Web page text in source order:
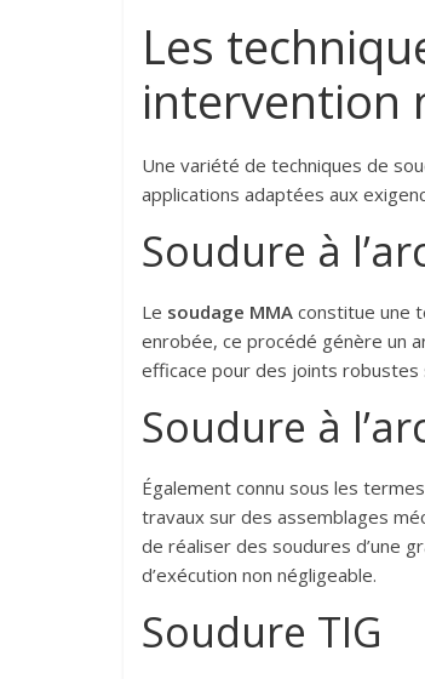
Les
intervention
Une variété de techniques de
applications adaptées aux
Soudure à
Le soudage MMA constitue une
enrobée, ce procédé génère un
efficace pour des joints robustes
Soudure à
Également connu sous les
travaux sur des assemblages
de réaliser des soudures d’une
d’exécution non négligeable.
Soudure TIG